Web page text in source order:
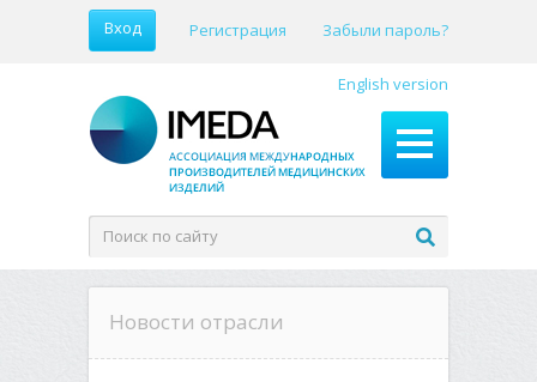
Вход Регистрация Забыли пароль?
English version
Новости отрасли